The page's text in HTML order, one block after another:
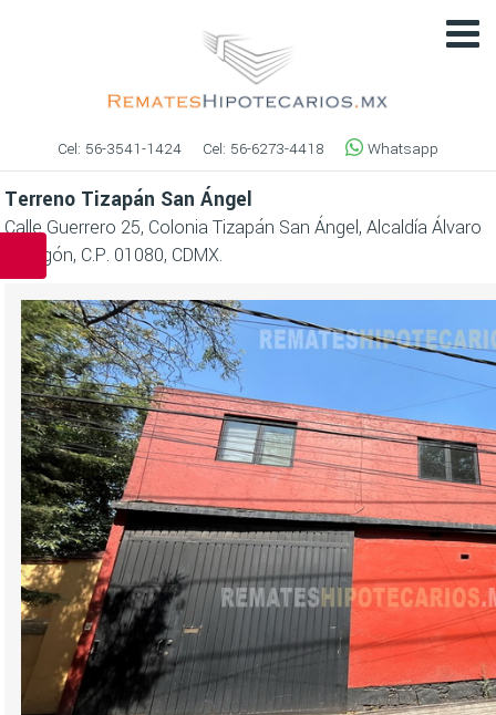
Cel: 56-3541-1424 Cel: 56-6273-4418 Whatsapp
Terreno Tizapán San Ángel
Calle Guerrero 25, Colonia Tizapán San Ángel, Alcaldía Álvaro
Obregón, C.P. 01080, CDMX.